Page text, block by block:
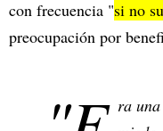
con frecuencia "si no
preocupación por
ra